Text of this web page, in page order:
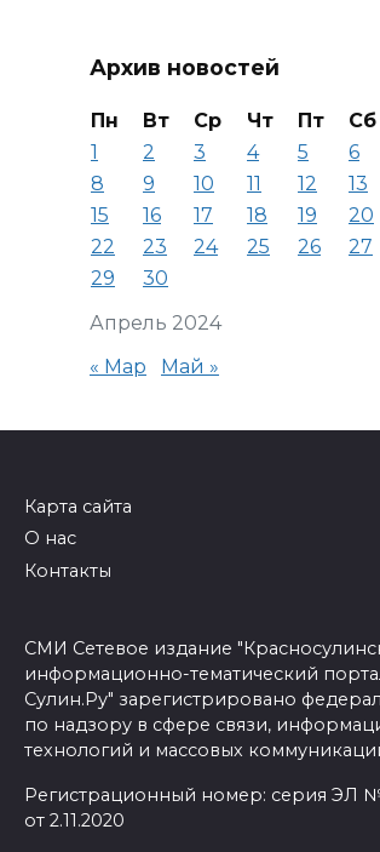
Архив новостей
Апрель 2024
Пн Вт Ср Чт Пт Сб
1
2 3 4 5 6
8
9 10 11 12 13
15
16 17 18 19 20
22
23 24 25 26 27
29
30
« Мар Май »
Карта сайта
О нас
Контакты
СМИ Сетевое издание
информационно-тематический
Сулин.Ру" зарегистрировано
по надзору в сфере связи,
технологий и массовых
Регистрационный номер: серия ЭЛ
от 2.11.2020